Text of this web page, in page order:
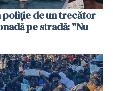
de un trecător
pe stradă: "Nu